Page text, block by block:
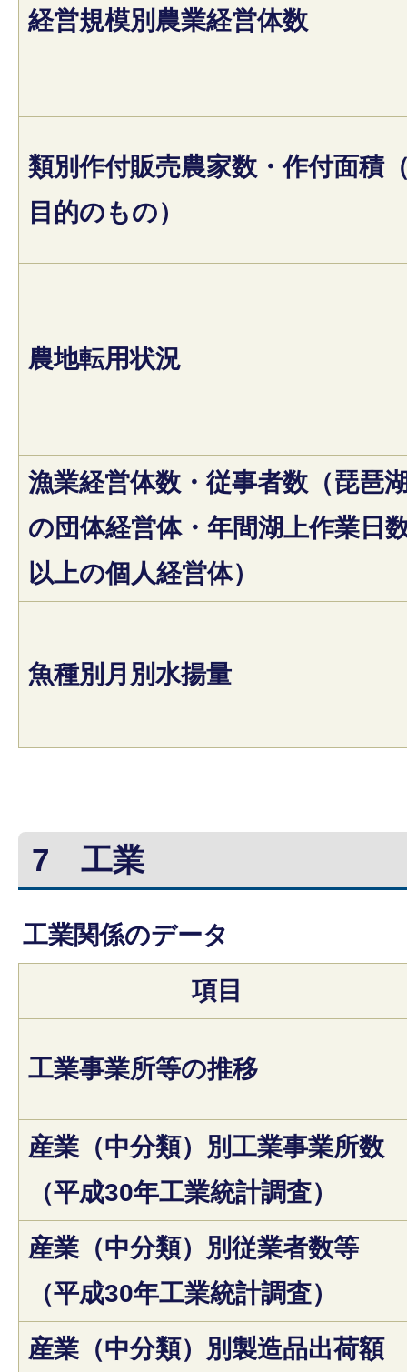
経営規模別農業経営体数
類別作付販売農家数・作付面積
目的のもの）
農地転用状況
漁業経営体数・従事者数（琵琶
の団体経営体・年間湖上作業日
以上の個人経営体）
魚種別月別水揚量
7 工業
工業関係のデータ
項目
工業事業所等の推移
産業（中分類）別工業事業所数
（平成30年工業統計調査）
産業（中分類）別従業者数等
（平成30年工業統計調査）
産業（中分類）別製造品出荷額